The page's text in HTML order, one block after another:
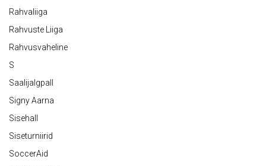
Rahvaliiga
Rahvuste Liiga
Rahvusvaheline
S
Saalijalgpall
Signy Aarna
Sisehall
Siseturniirid
SoccerAid